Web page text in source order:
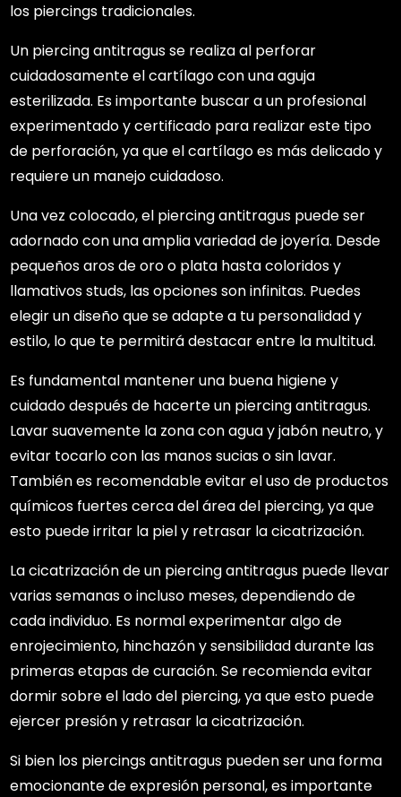
los piercings tradicionales.
Un piercing antitragus se realiza al perforar
cuidadosamente el cartílago con una aguja
esterilizada. Es importante buscar a un profesional
experimentado y certificado para realizar este tipo
de perforación, ya que el cartílago es más delicado y
requiere un manejo cuidadoso.
Una vez colocado, el piercing antitragus puede ser
adornado con una amplia variedad de joyería. Desde
pequeños aros de oro o plata hasta coloridos y
llamativos studs, las opciones son infinitas. Puedes
elegir un diseño que se adapte a tu personalidad y
estilo, lo que te permitirá destacar entre la multitud.
Es fundamental mantener una buena higiene y
cuidado después de hacerte un piercing antitragus.
Lavar suavemente la zona con agua y jabón neutro, y
evitar tocarlo con las manos sucias o sin lavar.
También es recomendable evitar el uso de productos
químicos fuertes cerca del área del piercing, ya que
esto puede irritar la piel y retrasar la cicatrización.
La cicatrización de un piercing antitragus puede llevar
varias semanas o incluso meses, dependiendo de
cada individuo. Es normal experimentar algo de
enrojecimiento, hinchazón y sensibilidad durante las
primeras etapas de curación. Se recomienda evitar
dormir sobre el lado del piercing, ya que esto puede
ejercer presión y retrasar la cicatrización.
Si bien los piercings antitragus pueden ser una forma
emocionante de expresión personal, es importante